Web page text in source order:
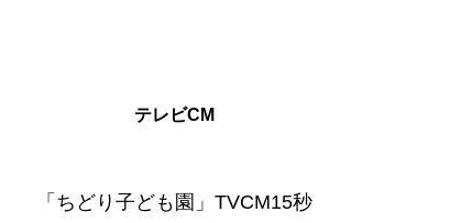
テレビCM
「ちどり子ども園」TVCM15秒